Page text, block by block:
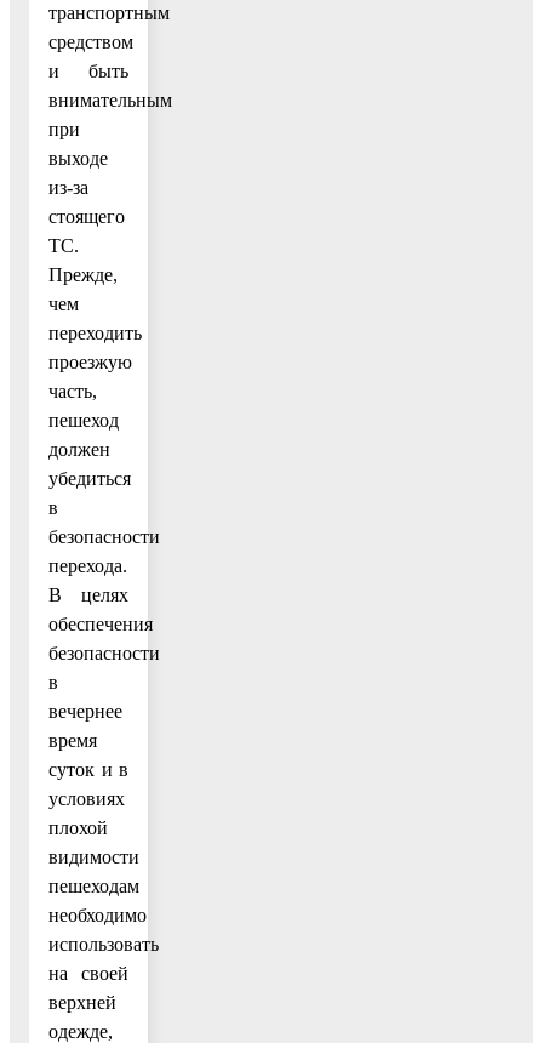
транспортным
средством
и быть
внимательным
при
выходе
из-за
стоящего
ТС.
Прежде,
чем
переходить
проезжую
часть,
пешеход
должен
убедиться
в
безопасности
перехода.
В целях
обеспечения
безопасности
в
вечернее
время
суток и в
условиях
плохой
видимости
пешеходам
необходимо
использовать
на своей
верхней
одежде,